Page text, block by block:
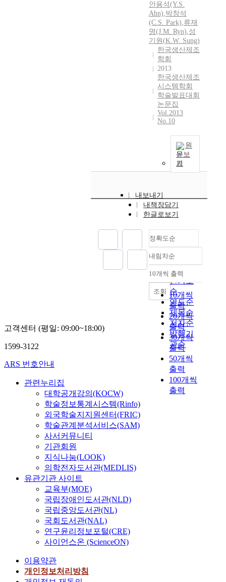
안용석(Y.S.
Ahn),박창석
(C.S. Park),류재
명(J.M. Ryn),성
기원(K.W. Sung)
한국생산제조
학회
2013
한국생산제조
시스템학회
학술발표대회
논문집
Vol.2013
No.10
원
문보
기
내보내기
내책장담기
한글로보기
정확도순
정확도
순
인기도
순
연도순
제목순
저자순
발행기
관순
내림차순
내림차순
10개씩 출력
10개씩
출력
20개씩
출력
30개씩
출력
50개씩
출력
100개씩
출력
조회
고객센터 (평일: 09:00~18:00)
1599-3122
ARS 번호안내
관련누리집
대학공개강의(KOCW)
학술정보통계시스템(Rinfo)
외국학술지지원센터(FRIC)
학술관계분석서비스(SAM)
사서커뮤니티
기관회원
지식나눔(LOOK)
의학전자도서관(MEDLIS)
유관기관 사이트
교육부(MOE)
국립장애인도서관(NLD)
국립중앙도서관(NL)
국회도서관(NAL)
연구윤리정보포털(CRE)
사이언스온 (ScienceON)
이용약관
개인정보처리방침